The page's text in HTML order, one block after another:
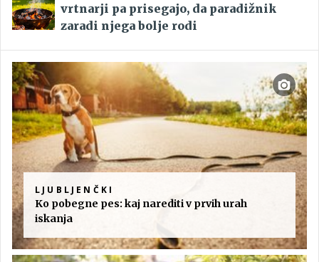
vrtnarji pa prisegajo, da paradižnik
zaradi njega bolje rodi
LJUBLJENČKI
Ko pobegne pes: kaj narediti v prvih urah
iskanja